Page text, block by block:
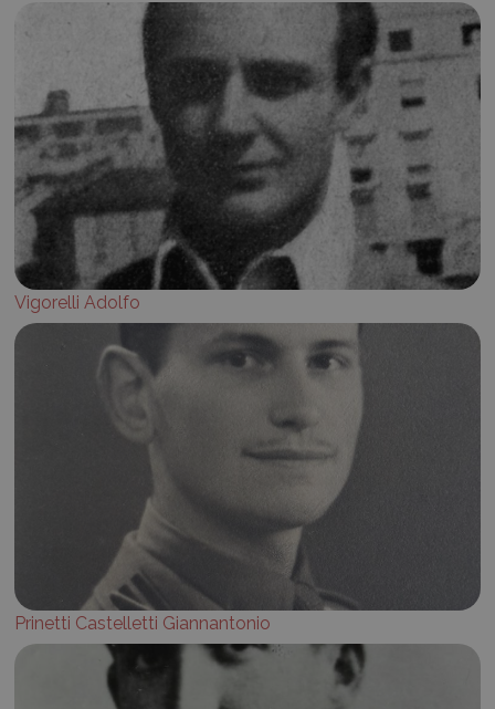
Vigorelli Adolfo
Prinetti Castelletti Giannantonio